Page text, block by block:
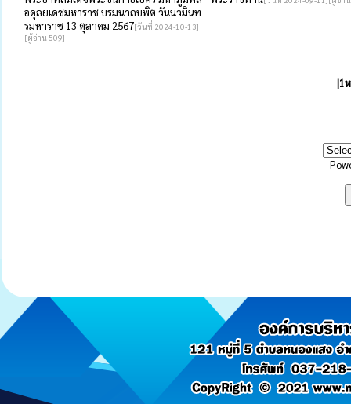
อดุลยเดชมหาราช บรมนาถบพิต วันนวมินท
รมหาราช 13 ตุลาคม 2567[วันที่ 2024-10-13]
[ผู้อ่าน 509]
|1